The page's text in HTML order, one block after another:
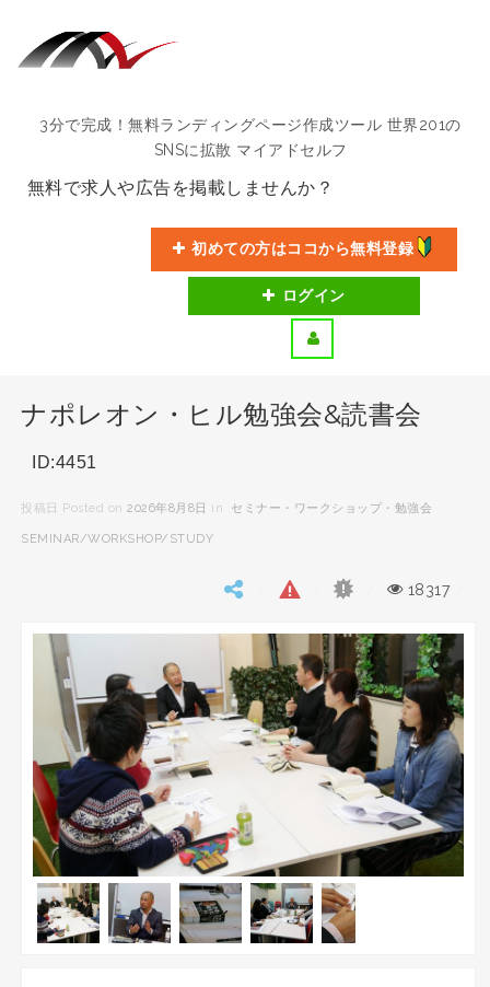
3分で完成！無料ランディングページ作成ツール 世界201の
SNSに拡散 マイアドセルフ
無料で求人や広告を掲載しませんか？
初めての方はココから無料登録
ログイン
ナポレオン・ヒル勉強会&読書会
ID:4451
投稿日 Posted on 2026年8月8日 in セミナー・ワークショップ・勉強会
SEMINAR/WORKSHOP/STUDY
18317